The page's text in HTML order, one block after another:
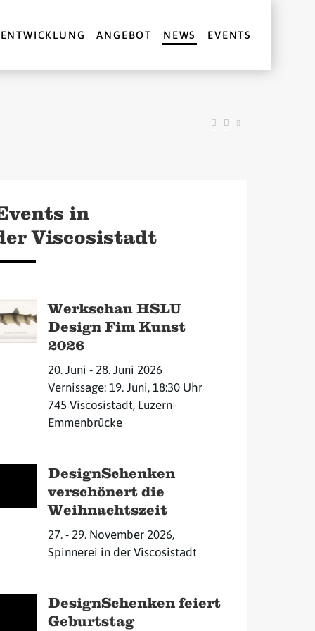
ENTWICKLUNG ANGEBOT NEWS EVENTS
in
Viscosistadt
Werkschau HSLU
Design Fim Kunst
2026
20. Juni - 28. Juni 2026
Vernissage: 19. Juni, 18:30 Uhr
745 Viscosistadt, Luzern-
Emmenbrücke
DesignSchenken
verschönert die
Weihnachtszeit
27. - 29. November 2026,
Spinnerei in der Viscosistadt
DesignSchenken feiert
Geburtstag